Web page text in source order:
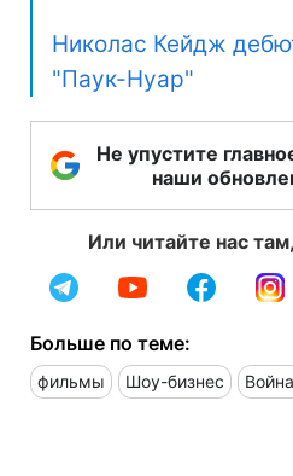
Николас Кейдж
"Паук-Нуар"
Не упустите
наши
Или читайте нас
Больше по теме:
фильмы Шоу-бизнес